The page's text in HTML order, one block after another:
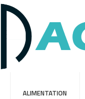
ALIMENTATION